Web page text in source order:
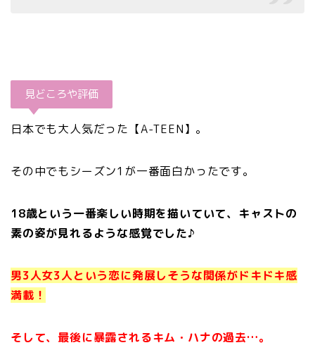
見どころや評価
日本でも大人気だった【A-TEEN】。
その中でもシーズン1が一番面白かったです。
18歳という一番楽しい時期を描いていて、キャストの
素の姿が見れるような感覚でした♪
男3人女3人という恋に発展しそうな関係がドキドキ感
満載！
そして、最後に暴露されるキム・ハナの過去…。